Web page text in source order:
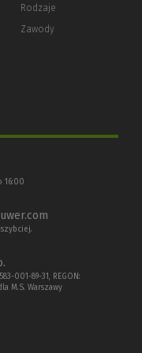
Rodzaje
Zawody
16:00
001-89-31, REGON:
M.S. Warszawy